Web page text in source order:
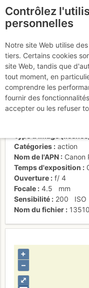
Dans
de l'arête
Activités
Date/heure
Catégories
action
Nom de l'APN
Canon
Temps d'exposition
Ouverture
f/ 4
Focale
4.5
mm
Sensibilité
200
ISO
Nom du fichier
⤢
+
–
Contrôlez
personnelles
Notre site Web utilise
tiers. Certains cookies
site Web, tandis que
tout moment, en
comprendre les
fournir des
accepter ou les refuser